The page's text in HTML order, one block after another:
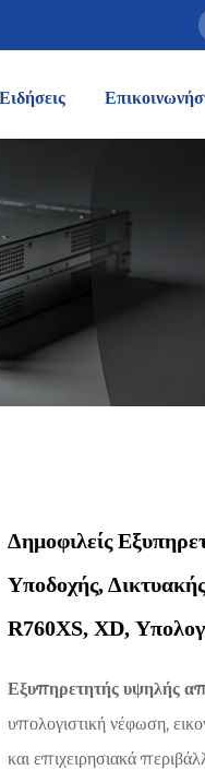
Ειδήσεις
Δημοφιλείς
Υποδοχής,
R760XS, XD,
Εξυπηρετητής υψηλής
υπολογιστική νέφωση,
και επιχειρησιακά